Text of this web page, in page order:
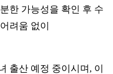
한 가능성을 확인 후 수
려움 없이
출산 예정 중이시며, 이